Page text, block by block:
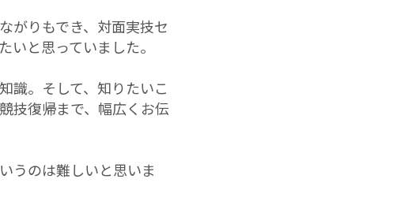
がりもでき、対面実技セ
と思っていました。
識。そして、知りたいこ
技復帰まで、幅広くお伝
うのは難しいと思いま